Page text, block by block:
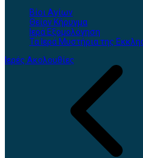
Βίοι Αγίων
Θείον Κήρυγμα
Ιερά Εξομολόγηση
Τα Ιερά Μυστήρια της
Ιερές Ακολουθίες